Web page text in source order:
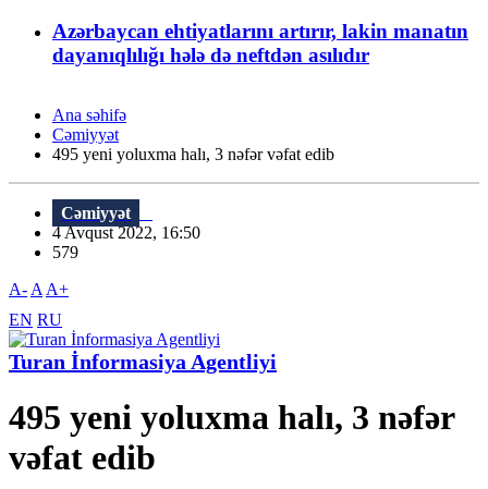
Azərbaycan ehtiyatlarını artırır, lakin manatın
dayanıqlılığı hələ də neftdən asılıdır
Ana səhifə
Cəmiyyət
495 yeni yoluxma halı, 3 nəfər vəfat edib
Cəmiyyət
4 Avqust 2022, 16:50
579
A- A A+
EN RU
Turan İnformasiya Agentliyi
495 yeni yoluxma halı, 3 nəfər
vəfat edib